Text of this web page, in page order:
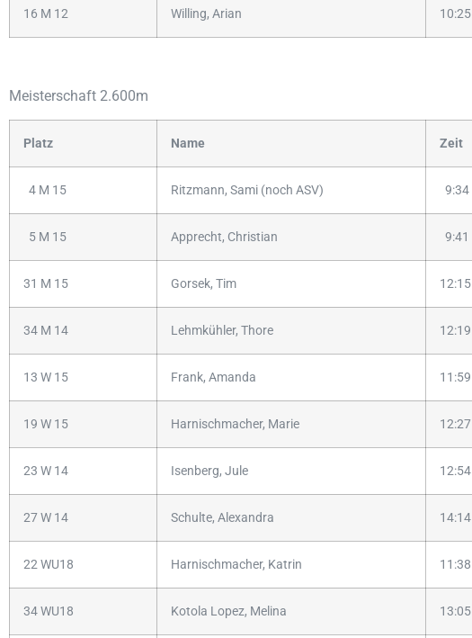
16 M 12 Willing, Arian 10:25
Meisterschaft 2.600m
Platz Name Zeit
4 M 15 Ritzmann, Sami (noch ASV) 9:34
5 M 15 Apprecht, Christian 9:41
31 M 15 Gorsek, Tim 12:15
34 M 14 Lehmkühler, Thore 12:19
13 W 15 Frank, Amanda 11:59
19 W 15 Harnischmacher, Marie 12:27
23 W 14 Isenberg, Jule 12:54
27 W 14 Schulte, Alexandra 14:14
22 WU18 Harnischmacher, Katrin 11:38
34 WU18 Kotola Lopez, Melina 13:05